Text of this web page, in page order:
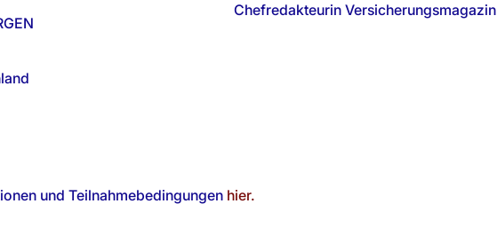
Chefredakteurin Versicherungsmagazin
und Teilnahmebedingungen hier.